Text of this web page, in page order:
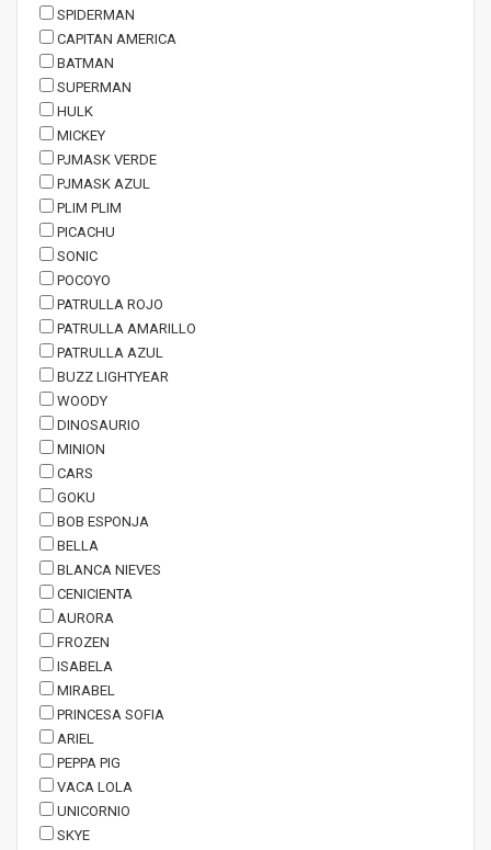
SPIDERMAN
CAPITAN AMERICA
BATMAN
SUPERMAN
HULK
MICKEY
PJMASK VERDE
PJMASK AZUL
PLIM PLIM
PICACHU
SONIC
POCOYO
PATRULLA ROJO
PATRULLA AMARILLO
PATRULLA AZUL
BUZZ LIGHTYEAR
WOODY
DINOSAURIO
MINION
CARS
GOKU
BOB ESPONJA
BELLA
BLANCA NIEVES
CENICIENTA
AURORA
FROZEN
ISABELA
MIRABEL
PRINCESA SOFIA
ARIEL
PEPPA PIG
VACA LOLA
UNICORNIO
SKYE